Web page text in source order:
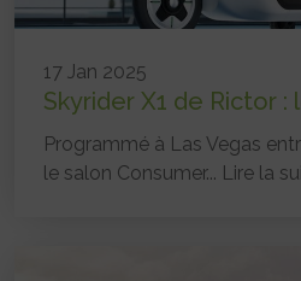
17 Jan 2025
Skyrider X1 de Rictor :
Programmé à Las Vegas
le salon Consumer... Lire la